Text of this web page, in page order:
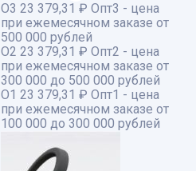
О3 23 379,31 ₽ Опт3 - цена
при ежемесячном заказе от
500 000 рублей
О2 23 379,31 ₽ Опт2 - цена
при ежемесячном заказе от
300 000 до 500 000 рублей
О1 23 379,31 ₽ Опт1 - цена
при ежемесячном заказе от
100 000 до 300 000 рублей